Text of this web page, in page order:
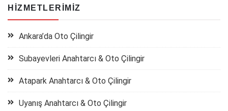
HIZMETLERIMIZ
Ankara’da Oto Çilingir
Subayevleri Anahtarcı & Oto Çilingir
Atapark Anahtarcı & Oto Çilingir
Uyanış Anahtarcı & Oto Çilingir